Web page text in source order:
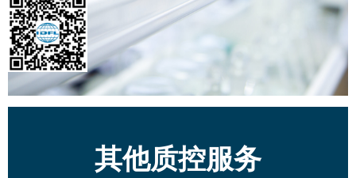
其他质控服务